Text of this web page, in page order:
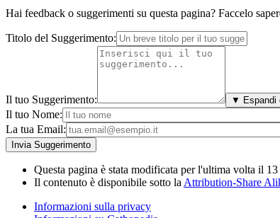
Hai feedback o suggerimenti su questa pagina? Faccelo
Titolo del Suggerimento:
Il tuo Suggerimento: ▼ Espandi
Il tuo Nome:
La tua Email:
Questa pagina è stata modificata per l'ultima volta il
Il contenuto è disponibile sotto la Attribution-Share
Informazioni sulla privacy